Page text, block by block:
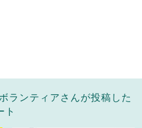
ランティアさんが投稿した
ト